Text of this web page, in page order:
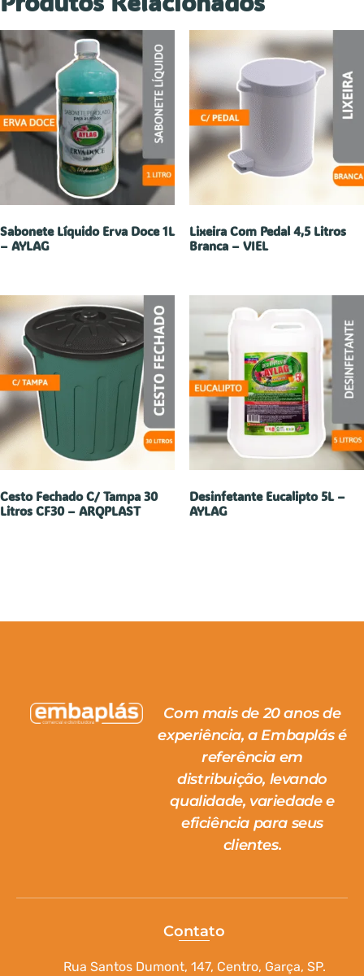
Sabonete Líquido Erva Doce 1L
– AYLAG
Lixeira Com Pedal 4,5 Litros
Branca – VIEL
Cesto Fechado C/ Tampa 30
Litros CF30 – ARQPLAST
Desinfetante Eucalipto 5L –
AYLAG
Com mais de 20 anos de
experiência, a Embaplás é
referência em
distribuição, levando
qualidade, variedade e
eficiência para seus
clientes.
Contato
Rua Santos Dumont, 147, Centro, Garça, SP.